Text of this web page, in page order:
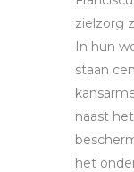
zielzorg
In hun
staan
naast
het